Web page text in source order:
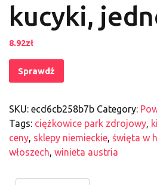
kucyki,
8.92zł
Sprawdź
SKU: ecd6cb258b7b Category:
Tags: ciężkowice park zdrojowy,
ceny, sklepy niemieckie, święta w
włoszech, winieta austria